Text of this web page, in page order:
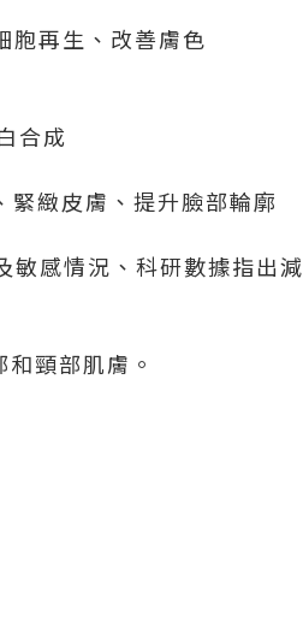
再生、改善膚色
合成
緻皮膚、提升臉部輪廓
感情況、科研數據指出減
頸部肌膚。